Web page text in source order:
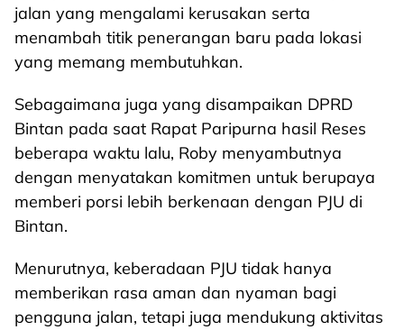
jalan yang mengalami kerusakan serta
menambah titik penerangan baru pada lokasi
yang memang membutuhkan.
Sebagaimana juga yang disampaikan DPRD
Bintan pada saat Rapat Paripurna hasil Reses
beberapa waktu lalu, Roby menyambutnya
dengan menyatakan komitmen untuk berupaya
memberi porsi lebih berkenaan dengan PJU di
Bintan.
Menurutnya, keberadaan PJU tidak hanya
memberikan rasa aman dan nyaman bagi
pengguna jalan, tetapi juga mendukung aktivitas